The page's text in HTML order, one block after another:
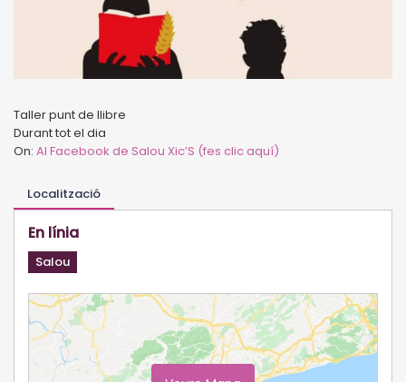
Taller punt de llibre
Durant tot el dia
On: Al Facebook de Salou Xic’S (fes clic aquí)
Localització
En línia
Salou